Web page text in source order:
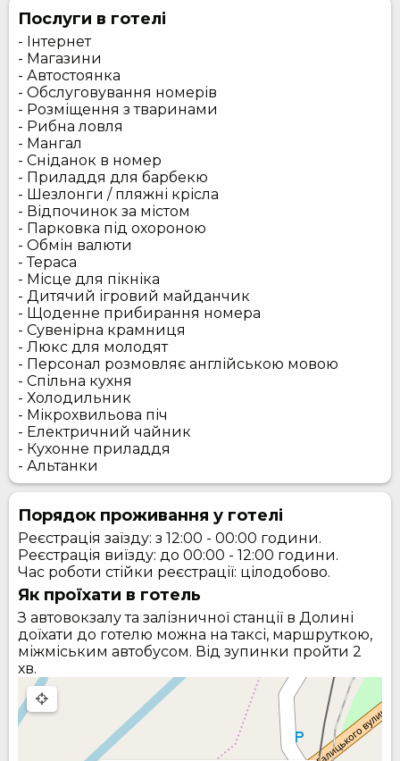
Послуги в готелі
- Інтернет
- Магазини
- Автостоянка
- Обслуговування номерів
- Розміщення з тваринами
- Рибна ловля
- Мангал
- Сніданок в номер
- Приладдя для барбекю
- Шезлонги / пляжні крісла
- Відпочинок за містом
- Парковка під охороною
- Обмін валюти
- Тераса
- Місце для пікніка
- Дитячий ігровий майданчик
- Щоденне прибирання номера
- Сувенірна крамниця
- Люкс для молодят
- Персонал розмовляє англійською мовою
- Спільна кухня
- Холодильник
- Мікрохвильова піч
- Електричний чайник
- Кухонне приладдя
- Альтанки
Порядок проживання у готелі
Реєстрація заїзду: з 12:00 - 00:00 години.
Реєстрація виїзду: до 00:00 - 12:00 години.
Час роботи стійки реєстрації: цілодобово.
Як проїхати в готель
З автовокзалу та залізничної станції в Долині
доїхати до готелю можна на таксі, маршруткою,
міжміським автобусом. Від зупинки пройти 2
хв.